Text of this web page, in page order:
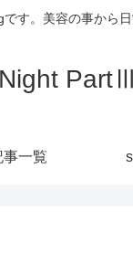
す。美容の事から
PartⅢ
事一覧